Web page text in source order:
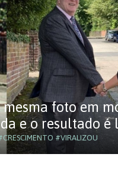
foto em
e o resultado é
#VIRALIZOU